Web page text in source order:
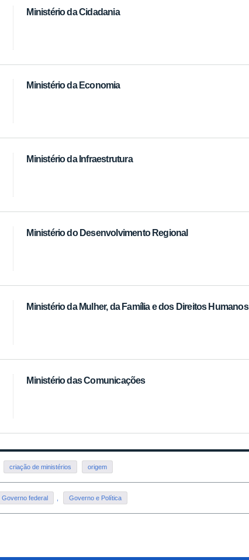
Ministério da Cidadania
Ministério da Economia
Ministério da Infraestrutura
Ministério do Desenvolvimento Regional
Ministério da Mulher, da Família e dos Direitos Humanos
Ministério das Comunicações
criação de ministérios origem
Governo federal Governo e Política